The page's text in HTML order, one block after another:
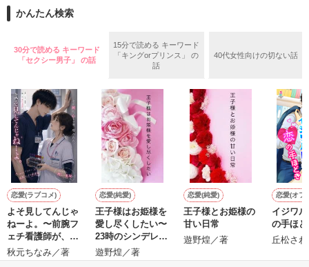
もう2度と会うことはないと思っていたのに、再会は突然訪れ
て……。
「やっと会えた。知花に、この花束を贈りたくてずっと探して
た」
✼••┈┈┈┈••✼••┈┈┈┈••✼
フラワーショップ勤務
本郷　知花（27）
×
凄腕脳外科ドクター
岡林　幸聖（35)
✼••┈┈┈┈••✼••┈┈┈┈••✼
【レーベル　チェリッシュ様】
虐げられて美いる美桜は家から逃げ出すこともできず、不自由
な暮らしを強いられていた。
そんな時、お見合いの話が沖重の家に舞い込んだ。
現代版シンデレラストーリー
沖重美桜（おきしげみお）
宮ノ入グループで働くOL
宮ノ入瑞生（みやのいりたまき）
宮ノ入グループの若き社長
社長×秘書
★宮ノ入シリーズ第一弾
【初出】2020.8.3（他サイト）
かんたん検索
30分で読める キーワード
「セクシー男子」 の話
15分で読める キーワード
「キングorプリンス」 の
話
40代女性向けの切ない話
恋愛(ラブコメ)
よそ見してんじゃ
ねーよ。〜前腕フ
ェチ看護師が、ク
ールな外科医の独
占愛に捕まりまし
秋元ちなみ／著
恋愛(純愛)
王子様はお姫様を
愛し尽くしたい〜
23時のシンデレラ
短編〜
遊野煌／著
恋愛(純愛)
王子様とお姫様の
甘い日常
遊野煌／著
恋愛(オフ
イジワ
の手ほ
丘松さ